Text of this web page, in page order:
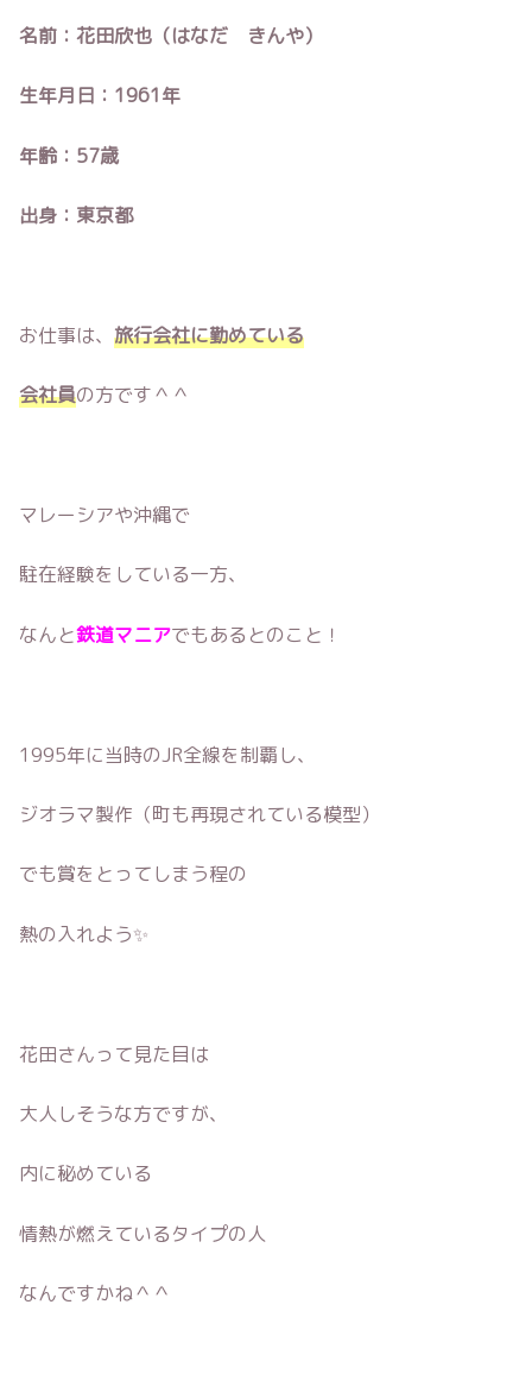
名前：花田欣也（はなだ きんや）
生年月日：1961年
年齢：57歳
出身：東京都
お仕事は、 旅行会社に勤めている
会社員の方です＾＾
マレーシアや沖縄で
駐在経験をしている一方、
なんと鉄道マニアでもあるとのこと！
1995年に当時のJR全線を制覇し、
ジオラマ製作（町も再現されている模型）
でも賞をとってしまう程の
熱の入れよう✨
花田さんって見た目は
大人しそうな方ですが、
内に秘めている
情熱が燃えているタイプの人
なんですかね＾＾